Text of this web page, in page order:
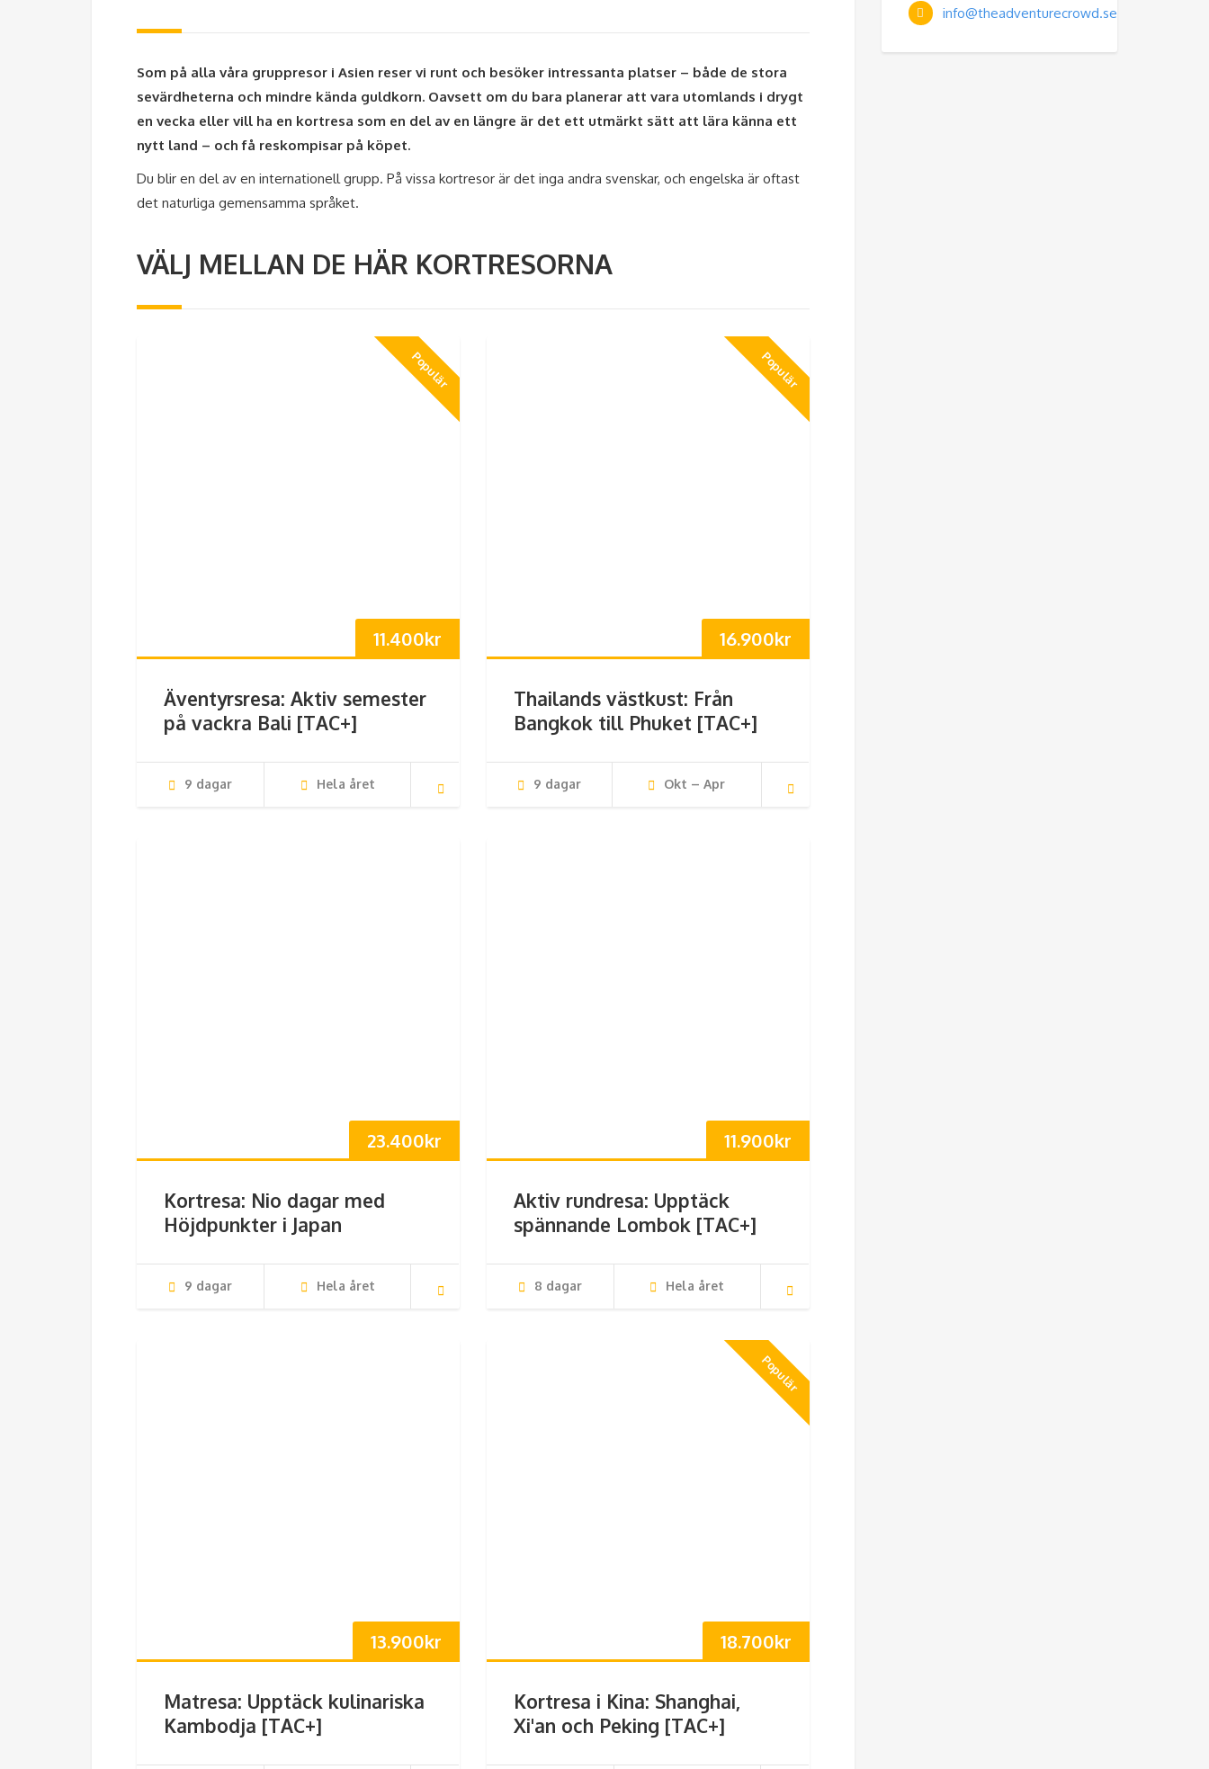
Som på alla våra gruppresor i Asien reser vi runt och besöker intressanta platser – både de stora
sevärdheterna och mindre kända guldkorn. Oavsett om du bara planerar att vara utomlands i drygt
en vecka eller vill ha en kortresa som en del av en längre är det ett utmärkt sätt att lära känna ett
nytt land – och få reskompisar på köpet.
Du blir en del av en internationell grupp. På vissa kortresor är det inga andra svenskar, och engelska är oftast
det naturliga gemensamma språket.
VÄLJ MELLAN DE HÄR KORTRESORNA
Populär
11.400kr
Äventyrsresa: Aktiv semester
på vackra Bali [TAC+]
9 dagar Hela året
Populär
16.900kr
Thailands västkust: Från
Bangkok till Phuket [TAC+]
9 dagar Okt – Apr
23.400kr
Kortresa: Nio dagar med
Höjdpunkter i Japan
9 dagar Hela året
11.900kr
Aktiv rundresa: Upptäck
spännande Lombok [TAC+]
8 dagar Hela året
13.900kr
Matresa: Upptäck kulinariska
Kambodja [TAC+]
Populär
18.700kr
Kortresa i Kina: Shanghai,
Xi'an och Peking [TAC+]
info@theadventurecrowd.se